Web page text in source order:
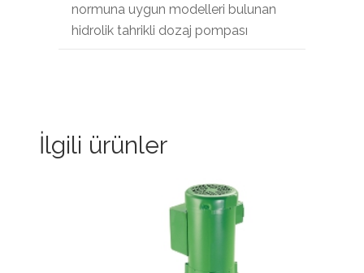
normuna uygun modelleri bulunan
hidrolik tahrikli dozaj pompası
İlgili ürünler